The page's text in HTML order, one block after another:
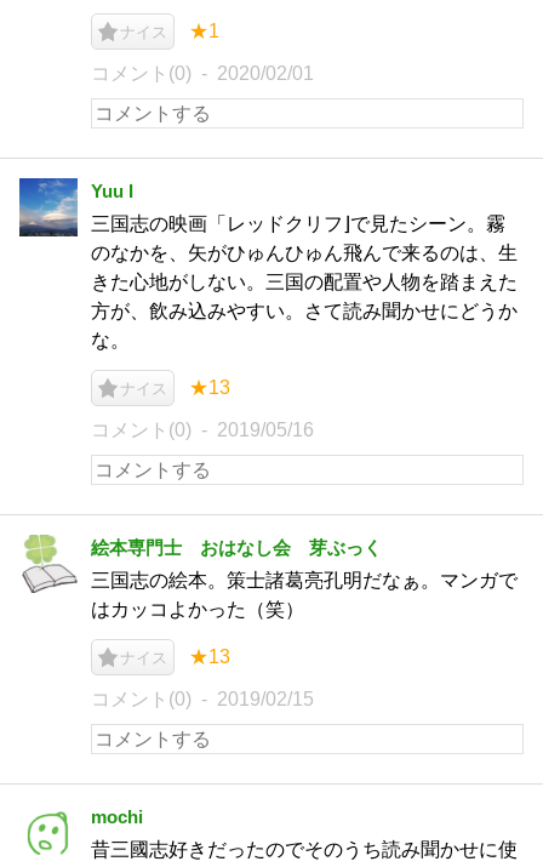
ナイス ★1
コメント(0) 2020/02/01
Yuu I
三国志の映画「レッドクリフ⌋で見たシーン。霧
のなかを、矢がひゅんひゅん飛んで来るのは、生
きた心地がしない。三国の配置や人物を踏まえた
方が、飲み込みやすい。さて読み聞かせにどうか
な。
ナイス ★13
コメント(0) 2019/05/16
絵本専門士 おはなし会 芽ぶっく
三国志の絵本。策士諸葛亮孔明だなぁ。マンガで
はカッコよかった（笑）
ナイス ★13
コメント(0) 2019/02/15
mochi
昔三國志好きだったのでそのうち読み聞かせに使